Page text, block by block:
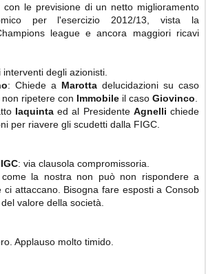
con le previsione di un netto miglioramento
per l'esercizio 2012/13, vista la
league e ancora maggiori ricavi
interventi degli azionisti.
: Chiede a Marotta delucidazioni su caso
ripetere con Immobile il caso Giovinco
Iaquinta ed al Presidente Agnelli chiede
per riavere gli scudetti dalla FIGC.
: via clausola compromissoria.
la nostra non può non rispondere a
ci attaccano. Bisogna fare esposti a Consob
valore della società.
Applauso molto timido.